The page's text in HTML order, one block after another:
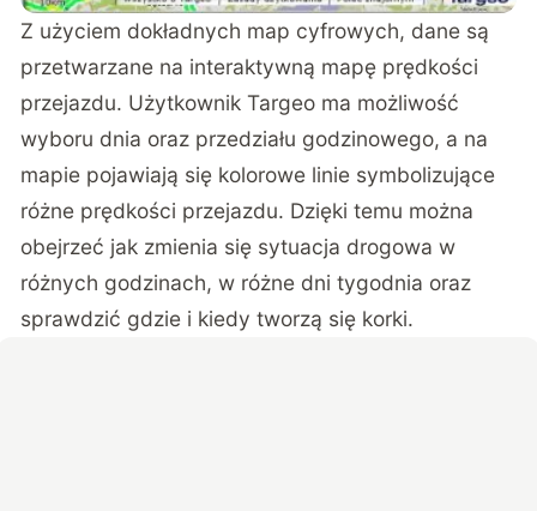
Z użyciem dokładnych map cyfrowych, dane są
przetwarzane na interaktywną mapę prędkości
przejazdu. Użytkownik Targeo ma możliwość
wyboru dnia oraz przedziału godzinowego, a na
mapie pojawiają się kolorowe linie symbolizujące
różne prędkości przejazdu. Dzięki temu można
obejrzeć jak zmienia się sytuacja drogowa w
różnych godzinach, w różne dni tygodnia oraz
sprawdzić gdzie i kiedy tworzą się korki.